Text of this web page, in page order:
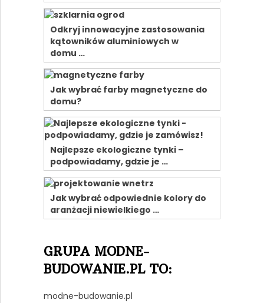
Odkryj innowacyjne zastosowania
kątowników aluminiowych w
domu …
Jak wybrać farby magnetyczne do
domu?
Najlepsze ekologiczne tynki –
podpowiadamy, gdzie je …
Jak wybrać odpowiednie kolory do
aranżacji niewielkiego …
GRUPA MODNE-
BUDOWANIE.PL TO:
modne-budowanie.pl